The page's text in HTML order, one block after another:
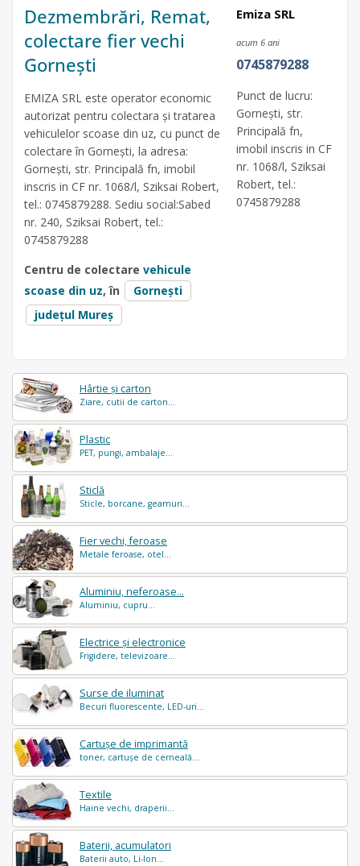
Hârtie și carton
Ziare, cutii de carton...
Plastic
PET, pungi, ambalaje...
Sticlă
Sticle, borcane, geamuri...
Fier vechi, feroase
Metale feroase, otel...
Aluminiu, neferoase...
Aluminiu, cupru...
Electrice și electronice
Frigidere, televizoare...
Surse de iluminat
Becuri fluorescente, LED-uri...
Cartușe de imprimantă
toner, cartușe de cerneală...
Textile
Haine vechi, draperii...
Baterii, acumulatori
Baterii auto, Li-Ion...
Dezmembrări, Remat,
colectare fier vechi
Gornești
EMIZA SRL este operator economic
autorizat pentru colectara și tratarea
vehiculelor scoase din uz, cu punct de
colectare în Gornești, la adresa:
Gornești, str. Principală fn, imobil
inscris in CF nr. 1068/l, Sziksai Robert,
tel.: 0745879288. Sediu social:Sabed
nr. 240, Sziksai Robert, tel.:
0745879288
Centru de colectare vehicule
scoase din uz, în
Gornești
județul Mureș
Emiza SRL
acum 6 ani
0745879288
Punct de lucru:
Gornești, str.
Principală fn,
imobil inscris in CF
nr. 1068/l, Sziksai
Robert, tel.:
0745879288